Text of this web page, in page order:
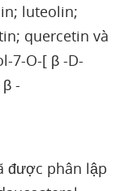
luteolin;
quercetin và
7-O-[ β -D-
-
được phân lập